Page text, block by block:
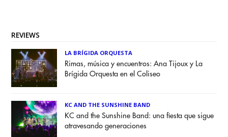
REVIEWS
LA BRÍGIDA ORQUESTA
Rimas, música y encuentros: Ana Tijoux y La
Brígida Orquesta en el Coliseo
KC AND THE SUNSHINE BAND
KC and the Sunshine Band: una fiesta que sigue
atravesando generaciones